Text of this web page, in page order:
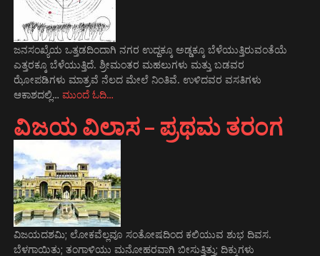
ಜನಸಂಖ್ಯೆಯ ಒತ್ತಡದಿಂದಾಗಿ ನಗರ ಉದ್ದಕ್ಕೂ ಅಡ್ಡಕ್ಕೂ ಬೆಳೆಯುತ್ತಿರುವಂತೆಯೆ
ಎತ್ತರಕ್ಕೂ ಬೆಳೆಯುತ್ತಿದೆ. ಶ್ರೀಮಂತರ ಮಹಲುಗಳು ಮತ್ತು ಬಡವರ
ಝೋಪಡಿಗಳು ಮಾತ್ರವೆ ನೆಲದ ಮೇಲೆ ನಿಂತಿವೆ. ಉಳಿದವರ ವಸತಿಗಳು
ಆಕಾಶದಲ್ಲಿ…ಮುಂದೆ ಓದಿ…
ವಿಜಯ ವಿಲಾಸ – ಪ್ರಥಮ ತರಂಗ
ವಿಜಯದಶಮಿ; ಲೋಕವೆಲ್ಲವೂ ಸಂತೋಷದಿಂದ ಕಲಿಯುವ ಶುಭ ದಿವಸ.
ಬೆಳಗಾಯಿತು; ತಂಗಾಳಿಯು ಮನೋಹರವಾಗಿ ಬೀಸುತ್ತಿತ್ತು; ದಿಕ್ಕುಗಳು